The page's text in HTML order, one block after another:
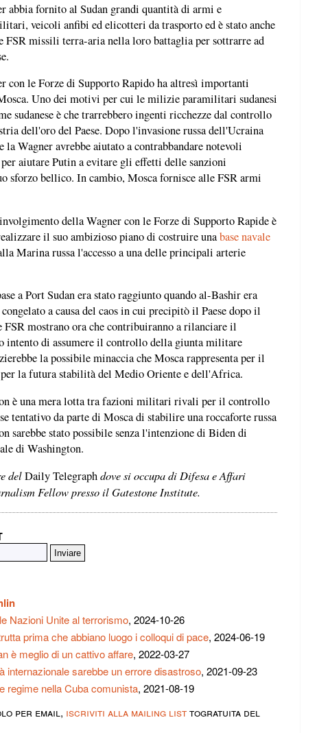
abbia fornito al Sudan grandi quantità di armi e
veicoli anfibi ed elicotteri da trasporto ed è stato anche
FSR missili terra-aria nella loro battaglia per sottrarre ad
con le Forze di Supporto Rapido ha altresì importanti
Uno dei motivi per cui le milizie paramilitari sudanesi
sudanese è che trarrebbero ingenti ricchezze dal controllo
dell'oro del Paese. Dopo l'invasione russa dell'Ucraina
la Wagner avrebbe aiutato a contrabbandare notevoli
aiutare Putin a evitare gli effetti delle sanzioni
sforzo bellico. In cambio, Mosca fornisce alle FSR armi
della Wagner con le Forze di Supporto Rapide è
il suo ambizioso piano di costruire unabase navale
Marina russa l'accesso a una delle principali arterie
a Port Sudan era stato raggiunto quando al-Bashir era
a causa del caos in cui precipitò il Paese dopo il
mostrano ora che contribuiranno a rilanciare il
intento di assumere il controllo della giunta militare
la possibile minaccia che Mosca rappresenta per il
la futura stabilità del Medio Oriente e dell'Africa.
è una mera lotta tra fazioni militari rivali per il controllo
tentativo da parte di Mosca di stabilire una roccaforte russa
sarebbe stato possibile senza l'intenzione di Biden di
di Washington.
delDaily Telegraphdove si occupa di Difesa e Affari
Fellow presso il Gatestone Institute.
Nazioni Unite al terrorismo, 2024-10-26
prima che abbiano luogo i colloqui di pace, 2024-06-19
è meglio di un cattivo affare, 2022-03-27
internazionale sarebbe un errore disastroso, 2021-09-23
regime nella Cuba comunista, 2021-08-19
per email, iscriviti alla mailing listtogratuita del